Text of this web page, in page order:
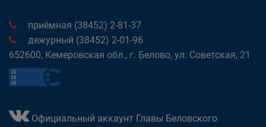
приёмная (38452) 2-81-37
дежурный (38452) 2-01-96
652600, Кемеровская обл., г. Белово, ул. Советская, 21
Официальный аккаунт Главы Беловского